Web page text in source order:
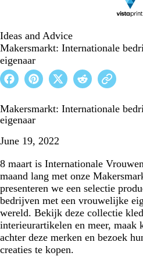
Ideas and Advice
Makersmarkt: Internationale
eigenaar
Makersmarkt: Internationale
eigenaar
June 19, 2022
8 maart is Internationale
maand lang met onze
presenteren we een selectie
bedrijven met een vrouwelijke
wereld. Bekijk deze collectie
interieurartikelen en meer, maak
achter deze merken en bezoek
creaties te kopen.